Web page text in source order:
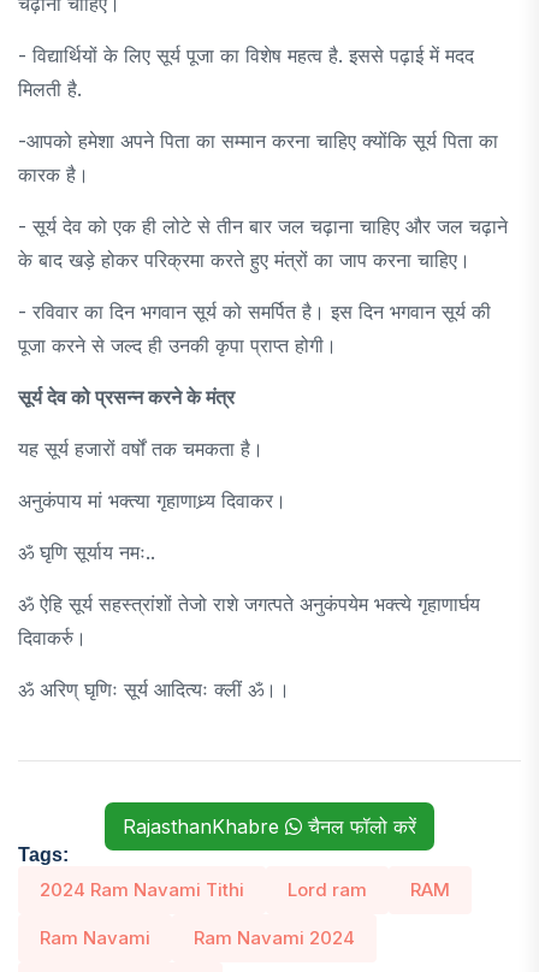
- विद्यार्थियों के लिए सूर्य पूजा का विशेष महत्व है. इससे पढ़ाई में मदद
मिलती है.
-आपको हमेशा अपने पिता का सम्मान करना चाहिए क्योंकि सूर्य पिता का
कारक है।
- सूर्य देव को एक ही लोटे से तीन बार जल चढ़ाना चाहिए और जल चढ़ाने
के बाद खड़े होकर परिक्रमा करते हुए मंत्रों का जाप करना चाहिए।
- रविवार का दिन भगवान सूर्य को समर्पित है। इस दिन भगवान सूर्य की
पूजा करने से जल्द ही उनकी कृपा प्राप्त होगी।
सूर्य देव को प्रसन्न करने के मंत्र
यह सूर्य हजारों वर्षों तक चमकता है।
अनुकंपाय मां भक्त्या गृहाणाध्र्य दिवाकर।
ॐ घृणि सूर्याय नमः..
ॐ ऐहि सूर्य सहस्त्रांशों तेजो राशे जगत्पते अनुकंपयेम भक्त्ये गृहाणार्घय
दिवाकर्रु।
ॐ अरिण् घृणिः सूर्य आदित्यः क्लीं ॐ।।
RajasthanKhabre चैनल फॉलो करें
Tags:
2024 Ram Navami Tithi Lord ram RAM
Ram Navami Ram Navami 2024